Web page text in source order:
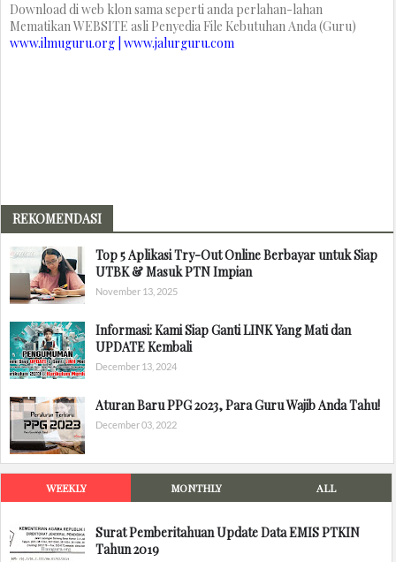
Download di web klon sama seperti anda perlahan-lahan
Mematikan WEBSITE asli Penyedia File Kebutuhan Anda (Guru)
www.ilmuguru.org | www.jalurguru.com
REKOMENDASI
Top 5 Aplikasi Try-Out Online Berbayar untuk Siap
UTBK & Masuk PTN Impian
November 13, 2025
Informasi: Kami Siap Ganti LINK Yang Mati dan
UPDATE Kembali
December 13, 2024
Aturan Baru PPG 2023, Para Guru Wajib Anda Tahu!
December 03, 2022
WEEKLY MONTHLY ALL
Surat Pemberitahuan Update Data EMIS PTKIN
Tahun 2019